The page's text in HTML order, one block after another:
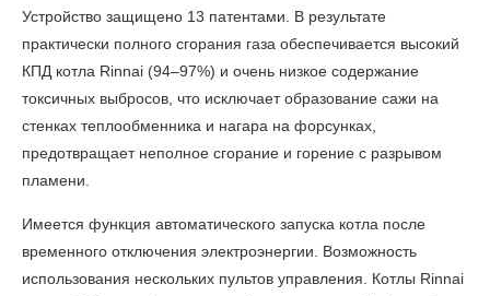
Устройство защищено 13 патентами. В результате
практически полного сгорания газа обеспечивается высокий
КПД котла Rinnai (94–97%) и очень низкое содержание
токсичных выбросов, что исключает образование сажи на
стенках теплообменника и нагара на форсунках,
предотвращает неполное сгорание и горение с разрывом
пламени.
Имеется функция автоматического запуска котла после
временного отключения электроэнергии. Возможность
использования нескольких пультов управления. Котлы Rinnai